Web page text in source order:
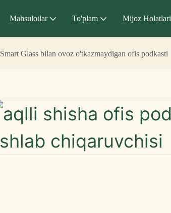
Mahsulotlar To'plam Mijoz Holatlari
Smart Glass bilan ovoz o'tkazmaydigan ofis podkasti